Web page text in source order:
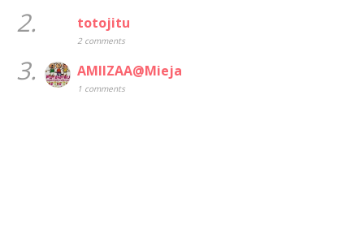
2. totojitu
2 comments
3. AMIIZAA@Mieja
1 comments